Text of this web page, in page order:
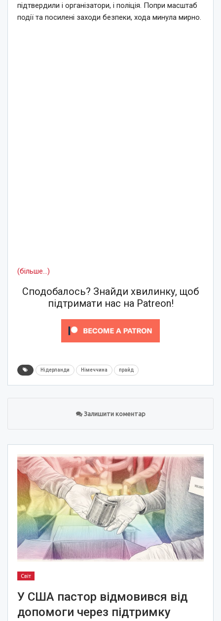
підтвердили і організатори, і поліція. Попри масштаб
події та посилені заходи безпеки, хода минула мирно.
(більше…)
Сподобалось? Знайди хвилинку, щоб
підтримати нас на Patreon!
Нідерланди Німеччина прайд
Залишити коментар
Світ
У США пастор відмовився від
допомоги через підтримку